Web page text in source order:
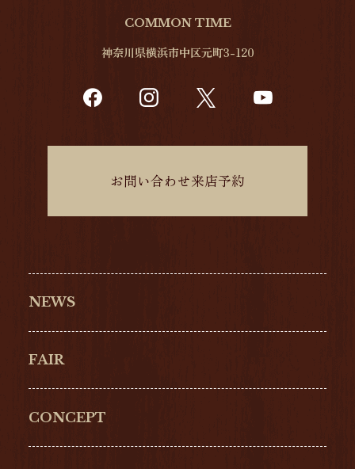
NEWS
FAIR
CONCEPT
COMMON TIME
神奈川県横浜市中区元町3-120
お問い合わせ来店予約